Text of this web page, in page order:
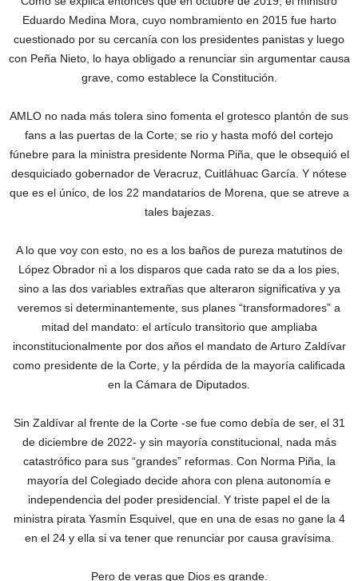
Eduardo Medina Mora, cuyo nombramiento en 2015 fue harto
cuestionado por su cercanía con los presidentes panistas y luego
con Peña Nieto, lo haya obligado a renunciar sin argumentar causa
grave, como establece la Constitución.
AMLO no nada más tolera sino fomenta el grotesco plantón de sus
fans a las puertas de la Corte; se rio y hasta mofó del cortejo
fúnebre para la ministra presidente Norma Piña, que le obsequió el
desquiciado gobernador de Veracruz, Cuitláhuac García. Y nótese
que es el único, de los 22 mandatarios de Morena, que se atreve a
tales bajezas.
A lo que voy con esto, no es a los baños de pureza matutinos de
López Obrador ni a los disparos que cada rato se da a los pies,
sino a las dos variables extrañas que alteraron significativa y ya
veremos si determinantemente, sus planes “transformadores” a
mitad del mandato: el artículo transitorio que ampliaba
inconstitucionalmente por dos años el mandato de Arturo Zaldívar
como presidente de la Corte, y la pérdida de la mayoría calificada
en la Cámara de Diputados.
Sin Zaldívar al frente de la Corte -se fue como debía de ser, el 31
de diciembre de 2022- y sin mayoría constitucional, nada más
catastrófico para sus “grandes” reformas. Con Norma Piña, la
mayoría del Colegiado decide ahora con plena autonomía e
independencia del poder presidencial. Y triste papel el de la
ministra pirata Yasmín Esquivel, que en una de esas no gane la 4
en el 24 y ella si va tener que renunciar por causa gravísima.
Pero de veras que Dios es grande.